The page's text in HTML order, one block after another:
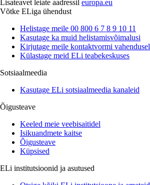
Lisateavet leiate aadressil europa.eu
Võtke ELiga ühendust
Helistage meile 00 800 6 7 8 9 10 11
Kasutage ka muid helistamisvõimalusi
Kirjutage meile kontaktvormi vahendusel
Külastage meid ELi teabekeskuses
Sotsiaalmeedia
Kasutage ELi sotsiaalmeedia kanaleid
Õigusteave
Keeled meie veebisaitidel
Isikuandmete kaitse
Õigusteave
Küpsised
ELi institutsioonid ja asutused